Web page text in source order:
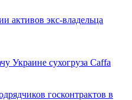
активов экс-владельца
Украине сухогруза Caffa
госконтрактов в